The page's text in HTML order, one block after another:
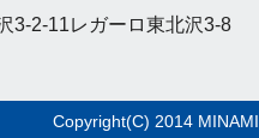
2-11レガーロ東北沢3-8
Copyright(C) 2014